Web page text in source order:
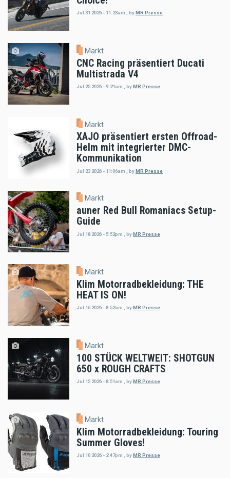
Jul 31 2026 - 11:23am byMR Presse
Markt
CNC Racing präsentiert Ducati
Multistrada V4
Jul 25 2026 - 9:21am byMR Presse
Markt
XAJO präsentiert ersten Offroad-
Helm mit integrierter DMC-
Kommunikation
Jul 23 2026 - 11:06am byMR Presse
Markt
auner Red Bull Romaniacs Setup-
Guide
Jul 18 2026 - 5:52pm byMR Presse
Markt
Klim Motorradbekleidung: THE
HEAT IS ON!
Jul 16 2026 - 8:52am , byMR Presse
Markt
100 STÜCK WELTWEIT: SHOTGUN
650 x ROUGH CRAFTS
Jul 15 2026 - 8:51am byMR Presse
Markt
Klim Motorradbekleidung: Touring
Summer Gloves!
Jul 10 2026 - 2:47pm byMR Presse